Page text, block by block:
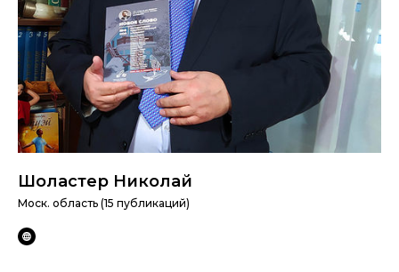
Шоластер Николай
Моск. область (15 публикаций)